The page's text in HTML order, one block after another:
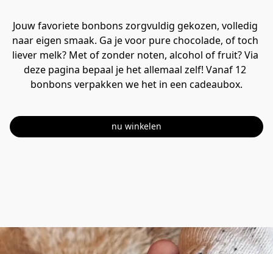
Jouw favoriete bonbons zorgvuldig gekozen, volledig
naar eigen smaak. Ga je voor pure chocolade, of toch
liever melk? Met of zonder noten, alcohol of fruit? Via
deze pagina bepaal je het allemaal zelf! Vanaf 12
bonbons verpakken we het in een cadeaubox.
nu winkelen